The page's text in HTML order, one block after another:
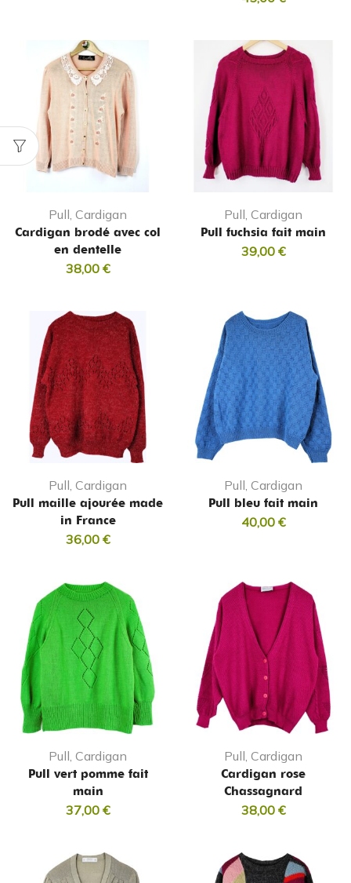
Pull, Cardigan
Cardigan brodé avec col
en dentelle
38,00 €
Pull, Cardigan
Pull fuchsia fait main
39,00 €
Pull, Cardigan
Pull maille ajourée made
in France
36,00 €
Pull, Cardigan
Pull bleu fait main
40,00 €
Pull, Cardigan
Pull vert pomme fait
main
37,00 €
Pull, Cardigan
Cardigan rose
Chassagnard
38,00 €